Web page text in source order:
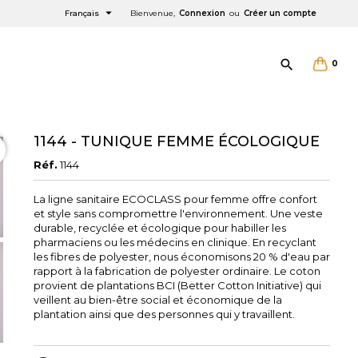
Bienvenue, Connexion ou Créer un compte
Français 
0

1144 - TUNIQUE FEMME ÉCOLOGIQUE
Réf. 1144
La ligne sanitaire ECOCLASS pour femme offre confort
et style sans compromettre l'environnement. Une veste
durable, recyclée et écologique pour habiller les
pharmaciens ou les médecins en clinique. En recyclant
les fibres de polyester, nous économisons 20 % d'eau par
rapport à la fabrication de polyester ordinaire. Le coton
provient de plantations BCI (Better Cotton Initiative) qui
veillent au bien-être social et économique de la
plantation ainsi que des personnes qui y travaillent.
×××